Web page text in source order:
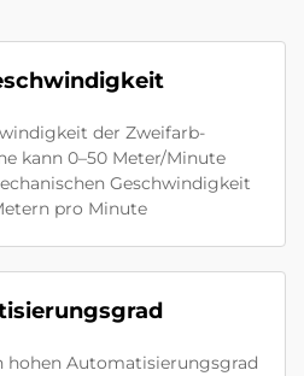
der Zweifarb-
kann 0–50 Meter/Minute
Geschwindigkeit
pro Minute
hohen Automatisierungsgrad